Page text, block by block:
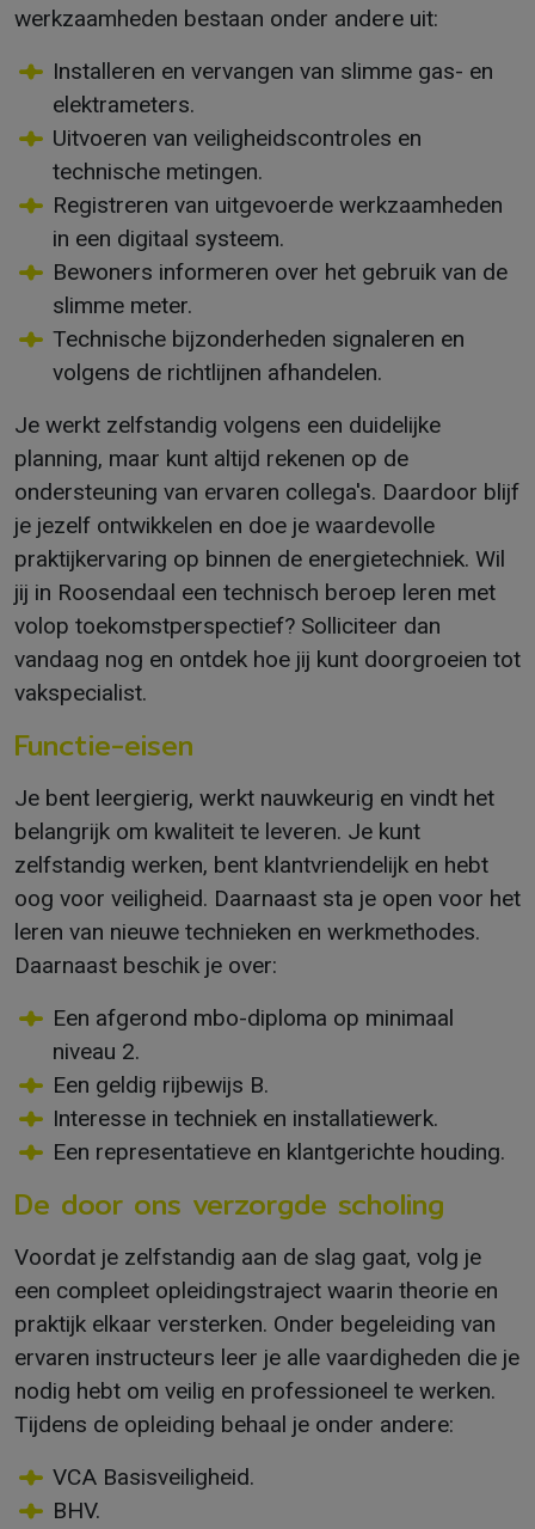
werkzaamheden bestaan onder andere uit:
Installeren en vervangen van slimme gas- en
elektrameters.
Uitvoeren van veiligheidscontroles en
technische metingen.
Registreren van uitgevoerde werkzaamheden
in een digitaal systeem.
Bewoners informeren over het gebruik van de
slimme meter.
Technische bijzonderheden signaleren en
volgens de richtlijnen afhandelen.
Je werkt zelfstandig volgens een duidelijke
planning, maar kunt altijd rekenen op de
ondersteuning van ervaren collega's. Daardoor blijf
je jezelf ontwikkelen en doe je waardevolle
praktijkervaring op binnen de energietechniek. Wil
jij in Roosendaal een technisch beroep leren met
volop toekomstperspectief? Solliciteer dan
vandaag nog en ontdek hoe jij kunt doorgroeien tot
vakspecialist.
Functie-eisen
Je bent leergierig, werkt nauwkeurig en vindt het
belangrijk om kwaliteit te leveren. Je kunt
zelfstandig werken, bent klantvriendelijk en hebt
oog voor veiligheid. Daarnaast sta je open voor het
leren van nieuwe technieken en werkmethodes.
Daarnaast beschik je over:
Een afgerond mbo-diploma op minimaal
niveau 2.
Een geldig rijbewijs B.
Interesse in techniek en installatiewerk.
Een representatieve en klantgerichte houding.
De door ons verzorgde scholing
Voordat je zelfstandig aan de slag gaat, volg je
een compleet opleidingstraject waarin theorie en
praktijk elkaar versterken. Onder begeleiding van
ervaren instructeurs leer je alle vaardigheden die je
nodig hebt om veilig en professioneel te werken.
Tijdens de opleiding behaal je onder andere:
VCA Basisveiligheid.
BHV.